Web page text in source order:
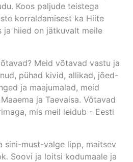
Koos paljude teistega
korraldamisest ka Hiite
ja hiied on jätkuvalt meile
Meid võtavad vastu ja
pühad kivid, allikad, jõed-
ja maajumalad, meid
ja Taevaisa. Võtavad
mis meil leidub - Eesti
sini-must-valge lipp, maitsev
Soovi ja loitsi kodumaale ja